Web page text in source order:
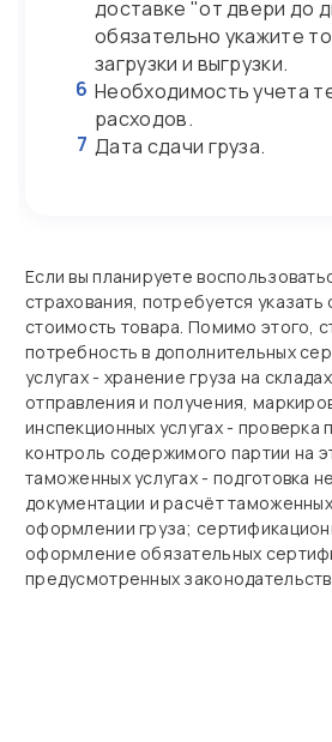
доставке "от двери до
обязательно укажите
загрузки и выгрузки.
6 Необходимость учета
расходов.
7 Дата сдачи груза.
Если вы планируете
страхования, потребуется
стоимость товара. Помимо этого,
потребность в дополнительных
услугах - хранение груза на
отправления и получения,
инспекционных услугах - проверка
контроль содержимого партии на
таможенных услугах - подготовка
документации и расчёт
оформлении груза;
оформление обязательных
предусмотренных